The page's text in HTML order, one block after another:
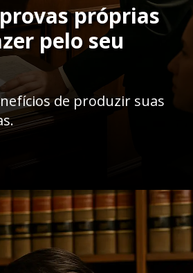
próprias
pelo seu
de produzir suas